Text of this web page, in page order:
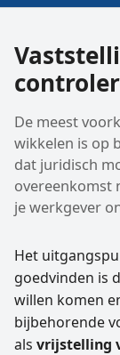
De meest
wikkelen is op
dat juridisch
overeenkomst
je werkgever
Het
goedvinden is
willen komen
bijbehorende
als vrijstelling